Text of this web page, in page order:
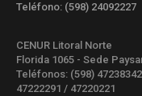
Teléfono: (598) 24092227
CENUR Litoral Norte
Florida 1065 - Sede
Teléfonos: (598)
47222291 / 47220221